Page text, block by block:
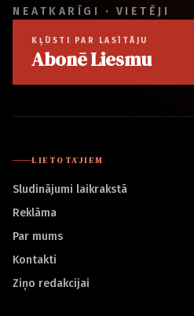
NEATKARĪGI · VIETĒJI
KĻŪSTI PAR LASĪTĀJU
Abonē Liesmu
LIETOTĀJIEM
Sludinājumi laikrakstā
Reklāma
Par mums
Kontakti
Ziņo redakcijai